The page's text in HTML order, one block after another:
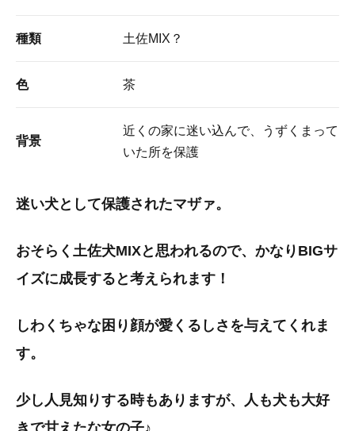
種類 土佐MIX？
色 茶
背景
近くの家に迷い込んで、うずくまって
いた所を保護
迷い犬として保護されたマザァ。
おそらく土佐犬MIXと思われるので、かなりBIGサ
イズに成長すると考えられます！
しわくちゃな困り顔が愛くるしさを与えてくれま
す。
少し人見知りする時もありますが、人も犬も大好
きで甘えたな女の子♪